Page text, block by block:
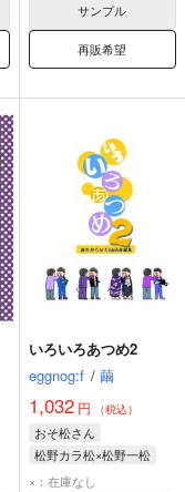
サンプル
再販希望
いろいろあつめ2
eggnog:f / 繭
1,032円 （税込）
おそ松さん
松野カラ松×松野一松
松野カラ松
×：在庫なし